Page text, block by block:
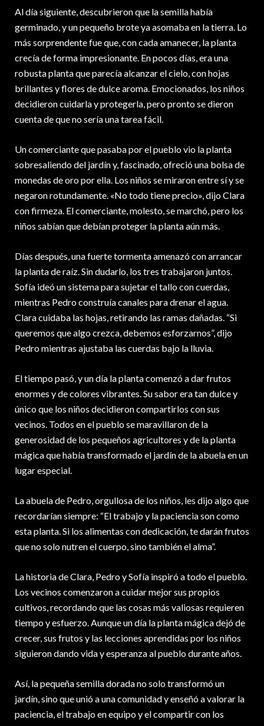
Al día siguiente, descubrieron que la semilla había
germinado, y un pequeño brote ya asomaba en la tierra. Lo
más sorprendente fue que, con cada amanecer, la planta
crecía de forma impresionante. En pocos días, era una
robusta planta que parecía alcanzar el cielo, con hojas
brillantes y flores de dulce aroma. Emocionados, los niños
decidieron cuidarla y protegerla, pero pronto se dieron
cuenta de que no sería una tarea fácil.
Un comerciante que pasaba por el pueblo vio la planta
sobresaliendo del jardín y, fascinado, ofreció una bolsa de
monedas de oro por ella. Los niños se miraron entre sí y se
negaron rotundamente. «No todo tiene precio», dijo Clara
con firmeza. El comerciante, molesto, se marchó, pero los
niños sabían que debían proteger la planta aún más.
Días después, una fuerte tormenta amenazó con arrancar
la planta de raíz. Sin dudarlo, los tres trabajaron juntos.
Sofía ideó un sistema para sujetar el tallo con cuerdas,
mientras Pedro construía canales para drenar el agua.
Clara cuidaba las hojas, retirando las ramas dañadas. “Si
queremos que algo crezca, debemos esforzarnos”, dijo
Pedro mientras ajustaba las cuerdas bajo la lluvia.
El tiempo pasó, y un día la planta comenzó a dar frutos
enormes y de colores vibrantes. Su sabor era tan dulce y
único que los niños decidieron compartirlos con sus
vecinos. Todos en el pueblo se maravillaron de la
generosidad de los pequeños agricultores y de la planta
mágica que había transformado el jardín de la abuela en un
lugar especial.
La abuela de Pedro, orgullosa de los niños, les dijo algo que
recordarían siempre: “El trabajo y la paciencia son como
esta planta. Si los alimentas con dedicación, te darán frutos
que no solo nutren el cuerpo, sino también el alma”.
La historia de Clara, Pedro y Sofía inspiró a todo el pueblo.
Los vecinos comenzaron a cuidar mejor sus propios
cultivos, recordando que las cosas más valiosas requieren
tiempo y esfuerzo. Aunque un día la planta mágica dejó de
crecer, sus frutos y las lecciones aprendidas por los niños
siguieron dando vida y esperanza al pueblo durante años.
Así, la pequeña semilla dorada no solo transformó un
jardín, sino que unió a una comunidad y enseñó a valorar la
paciencia, el trabajo en equipo y el compartir con los